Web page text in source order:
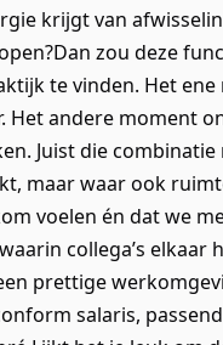
krijgt van
zou deze
te vinden. Het
Het andere moment
Juist die combinatie
maar waar ook
voelen én dat we
collega’s elkaar
prettige
salaris,